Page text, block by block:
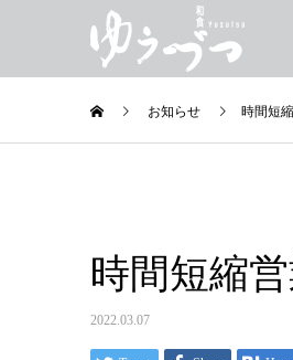
お知らせ 時間短
時間短縮
2022.03.07